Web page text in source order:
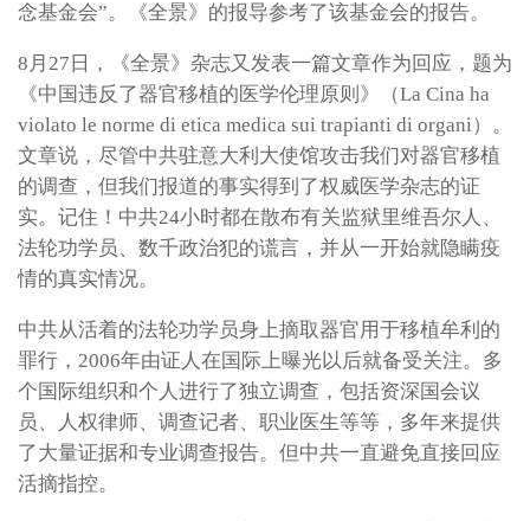
念基金会”。《全景》的报导参考了该基金会的报告。
8月27日，《全景》杂志又发表一篇文章作为回应，题为
《中国违反了器官移植的医学伦理原则》（La Cina ha
violato le norme di etica medica sui trapianti di organi）。
文章说，尽管中共驻意大利大使馆攻击我们对器官移植
的调查，但我们报道的事实得到了权威医学杂志的证
实。记住！中共24小时都在散布有关监狱里维吾尔人、
法轮功学员、数千政治犯的谎言，并从一开始就隐瞒疫
情的真实情况。
中共从活着的法轮功学员身上摘取器官用于移植牟利的
罪行，2006年由证人在国际上曝光以后就备受关注。多
个国际组织和个人进行了独立调查，包括资深国会议
员、人权律师、调查记者、职业医生等等，多年来提供
了大量证据和专业调查报告。但中共一直避免直接回应
活摘指控。